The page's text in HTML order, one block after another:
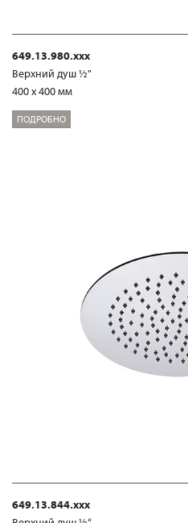
649.13.980.xxx
Верхний душ ½"
400 x 400 мм
ПОДРОБНО
649.13.844.xxx